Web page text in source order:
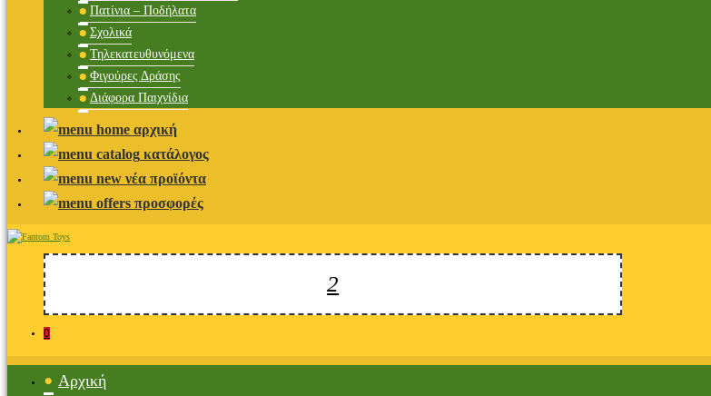
Πατίνια – Ποδήλατα
Σχολικά
Τηλεκατευθυνόμενα
Φιγούρες Δράσης
Διάφορα Παιχνίδια
αρχική
κατάλογος
νέα προϊόντα
προσφορές
0
Αρχική